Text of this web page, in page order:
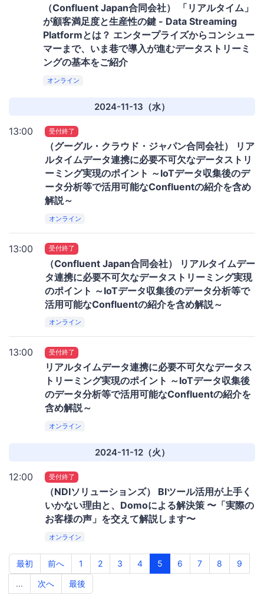
（Confluent Japan合同会社） 「リアルタイム」
が顧客満足度と生産性の鍵 - Data Streaming
Platformとは？ エンタープライズからコンシュー
マーまで、いま巷で導入が進むデータストリーミ
ングの基本をご紹介
オンライン
2024-11-13（水）
13:00 受付終了
（グーグル・クラウド・ジャパン合同会社） リア
ルタイムデータ連携に必要不可欠なデータストリ
ーミング実現のポイント ～IoTデータ収集後のデ
ータ分析等で活用可能なConfluentの紹介を含め
解説～
オンライン
13:00 受付終了
（Confluent Japan合同会社） リアルタイムデー
タ連携に必要不可欠なデータストリーミング実現
のポイント ～IoTデータ収集後のデータ分析等で
活用可能なConfluentの紹介を含め解説～
オンライン
13:00 受付終了
リアルタイムデータ連携に必要不可欠なデータス
トリーミング実現のポイント ～IoTデータ収集後
のデータ分析等で活用可能なConfluentの紹介を
含め解説～
オンライン
2024-11-12（火）
12:00 受付終了
（NDIソリューションズ） BIツール活用が上手く
いかない理由と、Domoによる解決策 〜「実際の
お客様の声」を交えて解説します〜
オンライン
最初 前へ 1 2 3 4 5 6 7 8
9
...
次へ 最後